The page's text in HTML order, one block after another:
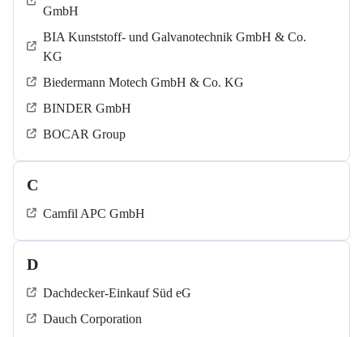
GmbH
BIA Kunststoff- und Galvanotechnik GmbH & Co.
KG
Biedermann Motech GmbH & Co. KG
BINDER GmbH
BOCAR Group
C
Camfil APC GmbH
D
Dachdecker-Einkauf Süd eG
Dauch Corporation